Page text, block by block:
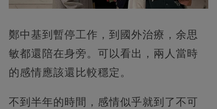
鄭中基到暫停工作，到國外治療，余思
敏都還陪在身旁。可以看出，兩人當時
的感情應該還比較穩定。
不到半年的時間，感情似乎就到了不可